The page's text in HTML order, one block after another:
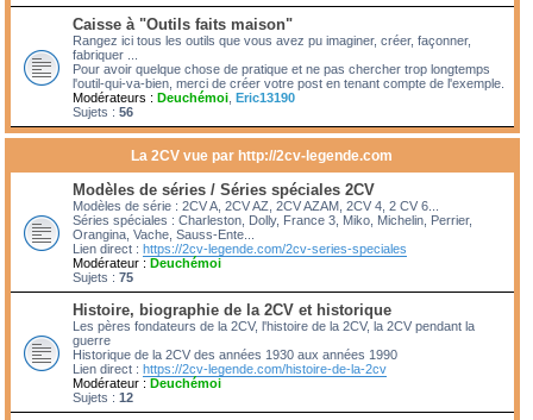
Caisse à "Outils faits maison"
Rangez ici tous les outils que vous avez pu imaginer, créer, façonner,
fabriquer ...
Pour avoir quelque chose de pratique et ne pas chercher trop longtemps
l'outil-qui-va-bien, merci de créer votre post en tenant compte de l'exemple.
Modérateurs : Deuchémoi Eric13190
Sujets : 56
La 2CV vue par http://2cv-legende.com
Modèles de séries / Séries spéciales 2CV
Modèles de série : 2CV A, 2CV AZ, 2CV AZAM, 2CV 4, 2 CV 6...
Séries spéciales : Charleston, Dolly, France 3, Miko, Michelin, Perrier,
Orangina, Vache, Sauss-Ente...
Lien direct : https://2cv-legende.com/2cv-series-speciales
Modérateur : Deuchémoi
Sujets : 75
Histoire, biographie de la 2CV et historique
Les pères fondateurs de la 2CV, l'histoire de la 2CV, la 2CV pendant la
guerre
Historique de la 2CV des années 1930 aux années 1990
Lien direct : https://2cv-legende.com/histoire-de-la-2cv
Modérateur : Deuchémoi
Sujets : 12